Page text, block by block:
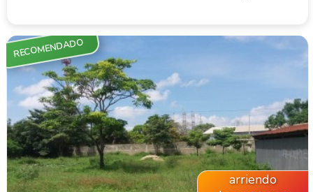
VER INMUEBLE
RECOMENDADO
arriendo